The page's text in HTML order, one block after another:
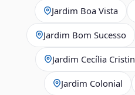
Jardim Boa Vista
Jardim Bom Sucesso
Jardim Cecília
Jardim Colonial